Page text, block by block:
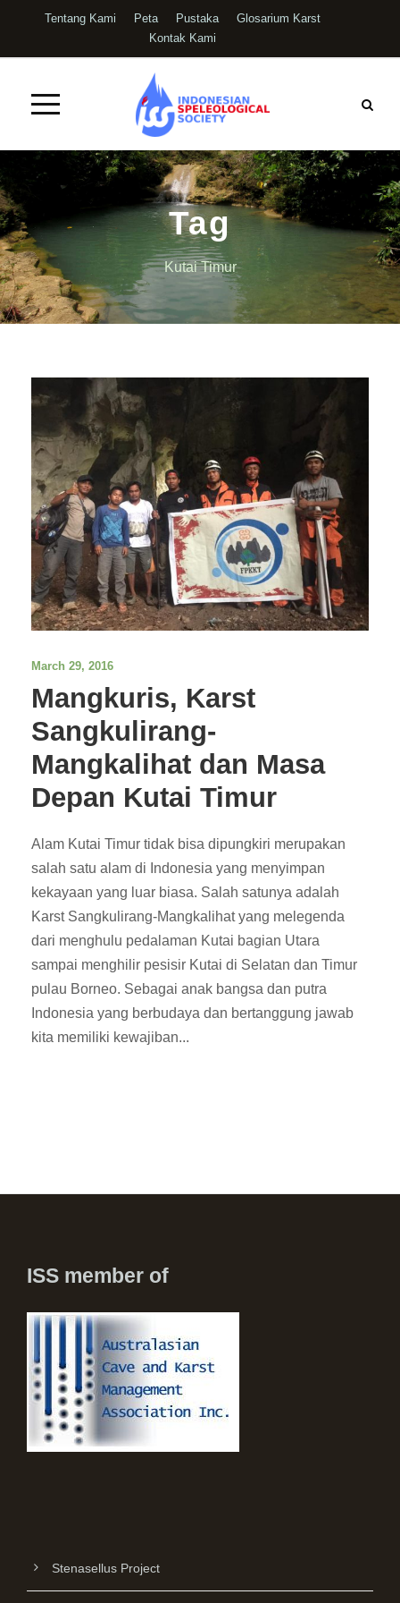
Tentang Kami Peta Pustaka
Glosarium Karst
Kontak Kami
Tag
Kutai Timur
March 29, 2016
Mangkuris, Karst
Sangkulirang-
Mangkalihat dan Masa
Depan Kutai Timur
Alam Kutai Timur tidak bisa dipungkiri merupakan
salah satu alam di Indonesia yang menyimpan
kekayaan yang luar biasa. Salah satunya adalah
Karst Sangkulirang-Mangkalihat yang melegenda
dari menghulu pedalaman Kutai bagian Utara
sampai menghilir pesisir Kutai di Selatan dan Timur
pulau Borneo. Sebagai anak bangsa dan putra
Indonesia yang berbudaya dan bertanggung jawab
kita memiliki kewajiban...
ISS member of
Stenasellus Project